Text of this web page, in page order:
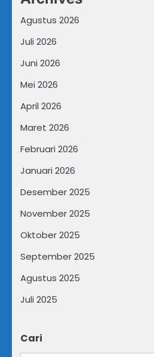
Agustus 2026
Juli 2026
Juni 2026
Mei 2026
April 2026
Maret 2026
Februari 2026
Januari 2026
Desember 2025
November 2025
Oktober 2025
September 2025
Agustus 2025
Juli 2025
Cari